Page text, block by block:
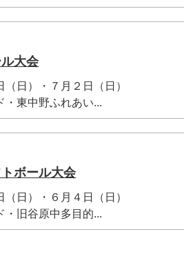
大会
）・７月２日（日）
東中野ふれあい...
ボール大会
）・６月４日（日）
旧谷原中多目的...